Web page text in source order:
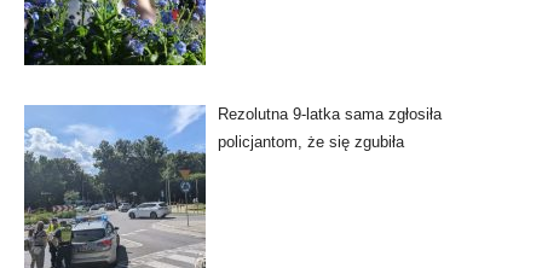
Rezolutna 9-latka sama zgłosiła
policjantom, że się zgubiła